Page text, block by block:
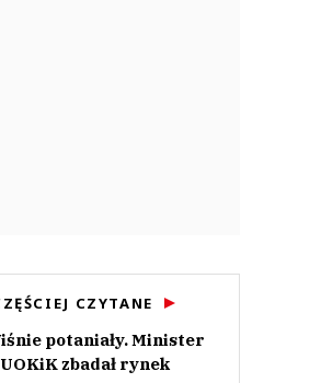
CZYTANE
potaniały. Minister
zbadał rynek